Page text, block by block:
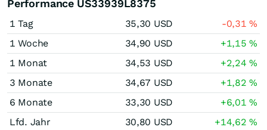
Performance US33939L8375
1 Tag 35,30 USD -0,31%
1 Woche
34,90 USD +1,15%
1 Monat
34,53 USD +2,24%
3 Monate
34,67 USD +1,82%
6 Monate
33,30 USD +6,01%
Lfd. Jahr
30,80 USD +14,62%